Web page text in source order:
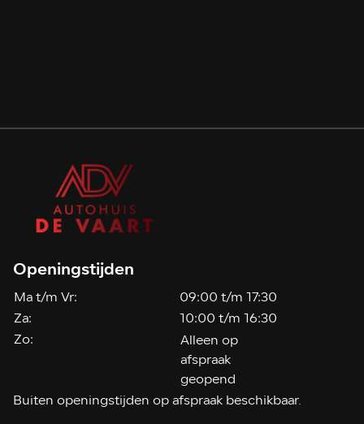
Openingstijden
Ma t/m Vr:
09:00 t/m 17:30
Za:
10:00 t/m 16:30
Zo:
Alleen op
afspraak
geopend
Buiten openingstijden op afspraak beschikbaar.